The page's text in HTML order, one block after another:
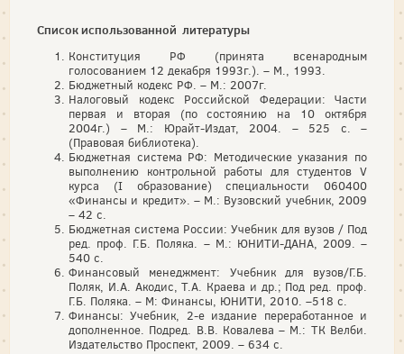
Список использованной литературы
Конституция РФ (принята всенародным
голосованием 12 декабря 1993г.). – М., 1993.
Бюджетный кодекс РФ. – М.: 2007г.
Налоговый кодекс Российской Федерации: Части
первая и вторая (по состоянию на 10 октября
2004г.) – М.: Юрайт-Издат, 2004. – 525 с. –
(Правовая библиотека).
Бюджетная система РФ: Методические указания по
выполнению контрольной работы для студентов V
курса (I образование) специальности 060400
«Финансы и кредит». – М.: Вузовский учебник, 2009
– 42 с.
Бюджетная система России: Учебник для вузов / Под
ред. проф. Г.Б. Поляка. – М.: ЮНИТИ-ДАНА, 2009. –
540 с.
Финансовый менеджмент: Учебник для вузов/Г.Б.
Поляк, И.А. Акодис, Т.А. Краева и др.; Под ред. проф.
Г.Б. Поляка. – М: Финансы, ЮНИТИ, 2010. –518 с.
Финансы: Учебник, 2-е издание переработанное и
дополненное. Подред. В.В. Ковалева – М.: ТК Велби.
Издательство Проспект, 2009. – 634 с.